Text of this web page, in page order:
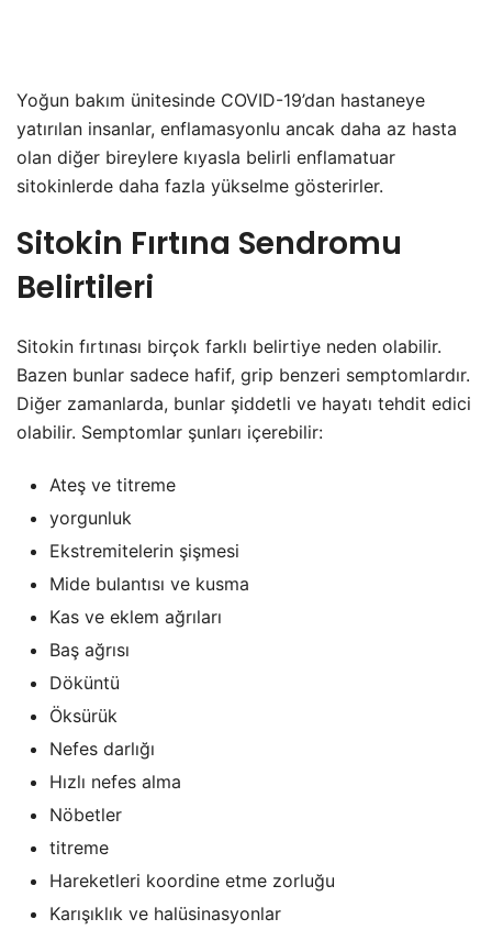
Yoğun bakım ünitesinde COVID-19’dan hastaneye
yatırılan insanlar, enflamasyonlu ancak daha az hasta
olan diğer bireylere kıyasla belirli enflamatuar
sitokinlerde daha fazla yükselme gösterirler.
Sitokin Fırtına Sendromu
Belirtileri
Sitokin fırtınası birçok farklı belirtiye neden olabilir.
Bazen bunlar sadece hafif, grip benzeri semptomlardır.
Diğer zamanlarda, bunlar şiddetli ve hayatı tehdit edici
olabilir. Semptomlar şunları içerebilir:
Ateş ve titreme
yorgunluk
Ekstremitelerin şişmesi
Mide bulantısı ve kusma
Kas ve eklem ağrıları
Baş ağrısı
Döküntü
Öksürük
Nefes darlığı
Hızlı nefes alma
Nöbetler
titreme
Hareketleri koordine etme zorluğu
Karışıklık ve halüsinasyonlar